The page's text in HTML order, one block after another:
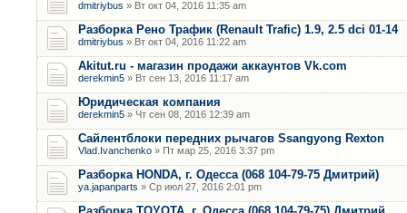
dmitriybus » Вт окт 04, 2016 11:35 am
Разборка Рено Трафик (Renault Trafic) 1.9, 2.5 dci 01-14
dmitriybus » Вт окт 04, 2016 11:22 am
Akitut.ru - магазин продажи аккаунтов Vk.com
derekmin5 » Вт сен 13, 2016 11:17 am
Юридическая компания
derekmin5 » Чт сен 08, 2016 12:39 am
Сайлентблоки передних рычагов Ssangyong Rexton
Vlad.Ivanchenko » Пт мар 25, 2016 3:37 pm
Разборка HONDA, г. Одесса (068 104-79-75 Дмитрий)
ya.japanparts » Ср июл 27, 2016 2:01 pm